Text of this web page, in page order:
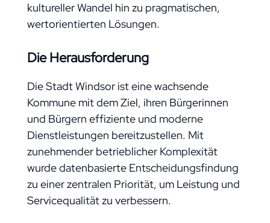
kultureller Wandel hin zu pragmatischen,
wertorientierten Lösungen.
Die Herausforderung
Die Stadt Windsor ist eine wachsende
Kommune mit dem Ziel, ihren Bürgerinnen
und Bürgern effiziente und moderne
Dienstleistungen bereitzustellen. Mit
zunehmender betrieblicher Komplexität
wurde datenbasierte Entscheidungsfindung
zu einer zentralen Priorität, um Leistung und
Servicequalität zu verbessern.